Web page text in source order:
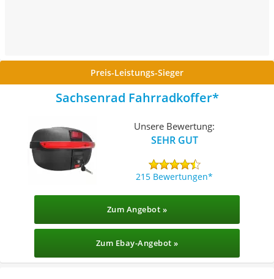
Preis-Leistungs-Sieger
Sachsenrad Fahrradkoffer
Unsere Bewertung:
SEHR GUT
215 Bewertungen
Zum Angebot »
Zum Ebay-Angebot »